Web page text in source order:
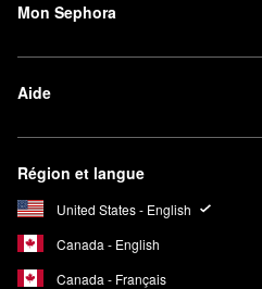
Mon Sephora
Aide
Région et langue
United States - English
Canada - English
Canada - Français